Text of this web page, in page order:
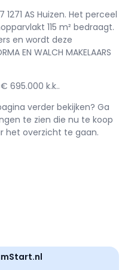
AS Huizen. Het perceel
115 m² bedraagt.
en wordt deze
EN WALCH MAKELAARS
695.000 k.k..
verder bekijken? Ga
te zien die nu te koop
het overzicht te gaan.